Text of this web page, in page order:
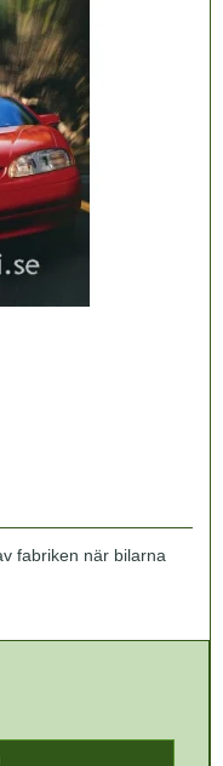
fabriken när bilarna